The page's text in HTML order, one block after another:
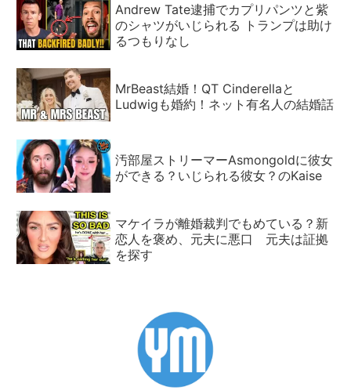
Andrew Tate逮捕でカプリパンツと紫
のシャツがいじられる トランプは助け
るつもりなし
MrBeast結婚！QT Cinderellaと
Ludwigも婚約！ネット有名人の結婚話
汚部屋ストリーマーAsmongoldに彼女
ができる？いじられる彼女？のKaise
マケイラが離婚裁判でもめている？新
恋人を褒め、元夫に悪口 元夫は証拠
を探す